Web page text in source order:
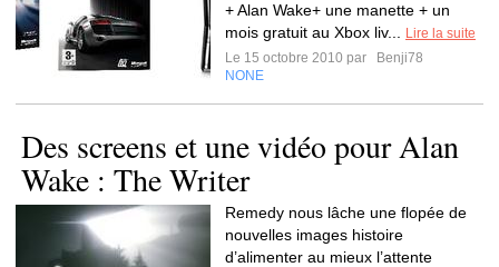
+ Alan Wake+ une manette + un
mois gratuit au Xbox liv...
Lire la suite
Le 15 octobre 2010 par
Benji78
NONE
Des screens et une vidéo pour Alan
Wake : The Writer
Remedy nous lâche une flopée de
nouvelles images histoire
d’alimenter au mieux l’attente